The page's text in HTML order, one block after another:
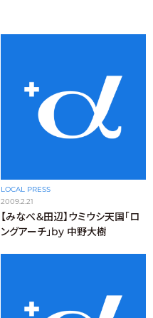
LOCAL PRESS
2009.2.21
【みなべ＆田辺】ウミウシ天国「ロ
ングアーチ」by 中野大樹